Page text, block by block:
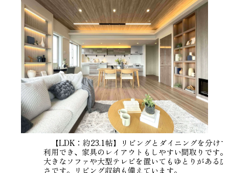
【LDK：約23.1帖】リビングとダイニングを分けて
利用でき、家具のレイアウトもしやすい間取りです。
大きなソファや大型テレビを置いてもゆとりがある広
さです。リビング収納も備えています。